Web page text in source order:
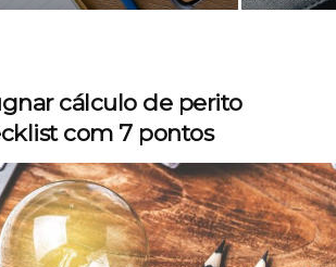
cálculo de perito
com 7 pontos